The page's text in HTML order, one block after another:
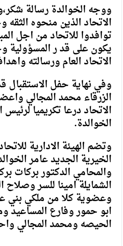
ووجه الخوالدة رسالة
الاتحاد الذين منحوه الثقه
توافدوا للاتحاد من اجل
يكون على قد ر
الاتحاد العام ورسالته
وفي نهاية حفل الاستقبال
الزرقاء محمد المجالي
الاتحاد درعا تكريميا لرئيس
الخوالدة.
وتضم الهيئة الادارية
الخيرية الجديد عامر
والمحامي الدكتور بركات
الشمايلة امينا للسر وصلاح
وعضوية كلا من ملكي بني
ابو حمور وفارع
الحيصه ومحمد المجالي